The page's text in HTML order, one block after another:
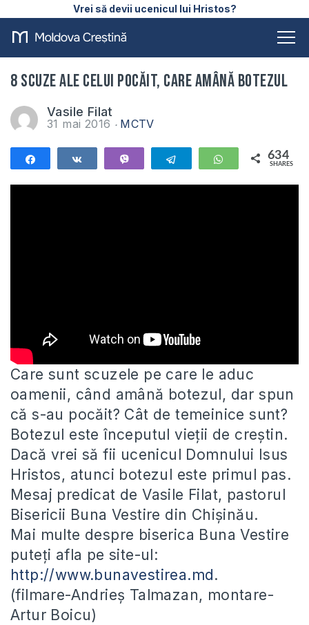
Vrei să devii ucenicul lui Hristos?
8 scuze ale celui pocăit, care amână botezul
Vasile Filat
31 mai 2016 MCTV
Telegram WhatsApp
634
SHARES
Care sunt scuzele pe care le aduc
oamenii, când amână botezul, dar spun
că s-au pocăit? Cât de temeinice sunt?
Botezul este începutul vieții de creștin.
Dacă vrei să fii ucenicul Domnului Isus
Hristos, atunci botezul este primul pas.
Mesaj predicat de Vasile Filat, pastorul
Bisericii Buna Vestire din Chișinău.
Mai multe despre biserica Buna Vestire
puteți afla pe site-ul:
http://www.bunavestirea.md.
(filmare-Andrieș Talmazan, montare-
Artur Boicu)